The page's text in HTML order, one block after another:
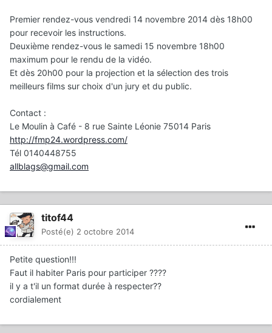
Premier rendez-vous vendredi 14 novembre 2014 dès 18h00
pour recevoir les instructions.
Deuxième rendez-vous le samedi 15 novembre 18h00
maximum pour le rendu de la vidéo.
Et dès 20h00 pour la projection et la sélection des trois
meilleurs films sur choix d'un jury et du public.
Contact :
Le Moulin à Café - 8 rue Sainte Léonie 75014 Paris
http://fmp24.wordpress.com/
Tél 0140448755
allblags@gmail.com
titof44
Posté(e) 2 octobre 2014
Petite question!!!
Faut il habiter Paris pour participer ????
il y a t'il un format durée à respecter??
cordialement